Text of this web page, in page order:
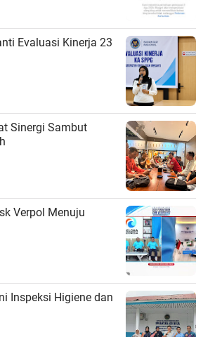
Evaluasi Kinerja 23
Sinergi Sambut
Verpol Menuju
Inspeksi Higiene dan